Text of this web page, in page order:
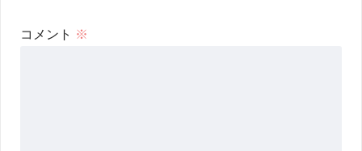
コメント ※